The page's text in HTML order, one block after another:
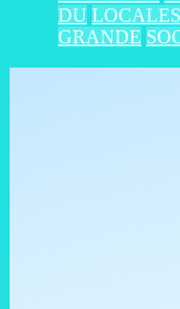
DU LOCALES
GRANDE